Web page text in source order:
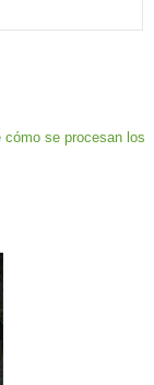
cómo se procesan los